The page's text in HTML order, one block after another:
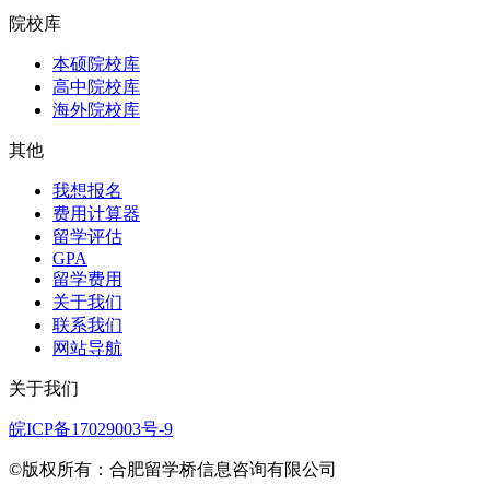
院校库
本硕院校库
高中院校库
海外院校库
其他
我想报名
费用计算器
留学评估
GPA
留学费用
关于我们
联系我们
网站导航
关于我们
皖ICP备17029003号-9
©版权所有：合肥留学桥信息咨询有限公司